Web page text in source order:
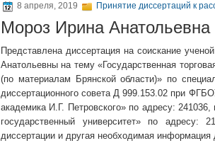
8 апреля, 2019 Принятие диссертаций к
Мороз Ирина Анатольевна
Представлена диссертация на соискание
Анатольевны на тему «Государственная
(по материалам Брянской области)» по
диссертационного совета Д 999.153.02 при
академика И.Г. Петровского» по адресу:
государственный университет» по
диссертации и другая необходимая информация